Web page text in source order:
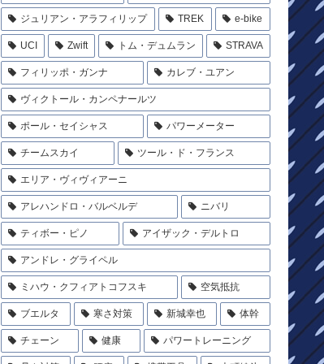
ジュリアン・アラフィリップ TREK e-bike
UCI Zwift トム・デュムラン STRAVA
フィリッポ・ガンナ カレブ・ユアン
ヴィクトール・カンペナールツ
ポール・セイシャス パワーメーター
チームスカイ ツール・ド・フランス
エリア・ヴィヴィアーニ
アレハンドロ・バルベルデ ニバリ
ティボー・ピノ アイザック・デルトロ
アンドレ・グライペル
ミハウ・クフィアトコフスキ 空気抵抗
ブエルタ 寒さ対策 新城幸也 体幹
チェーン 健康 パワートレーニング